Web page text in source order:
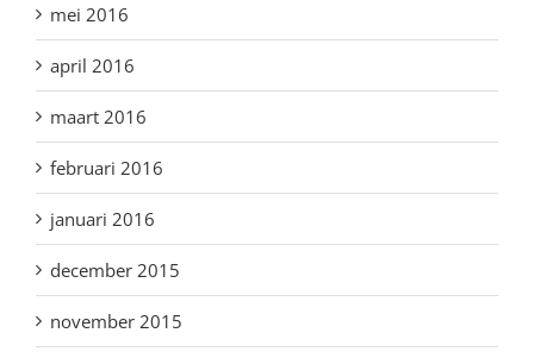
mei 2016
april 2016
maart 2016
februari 2016
januari 2016
december 2015
november 2015